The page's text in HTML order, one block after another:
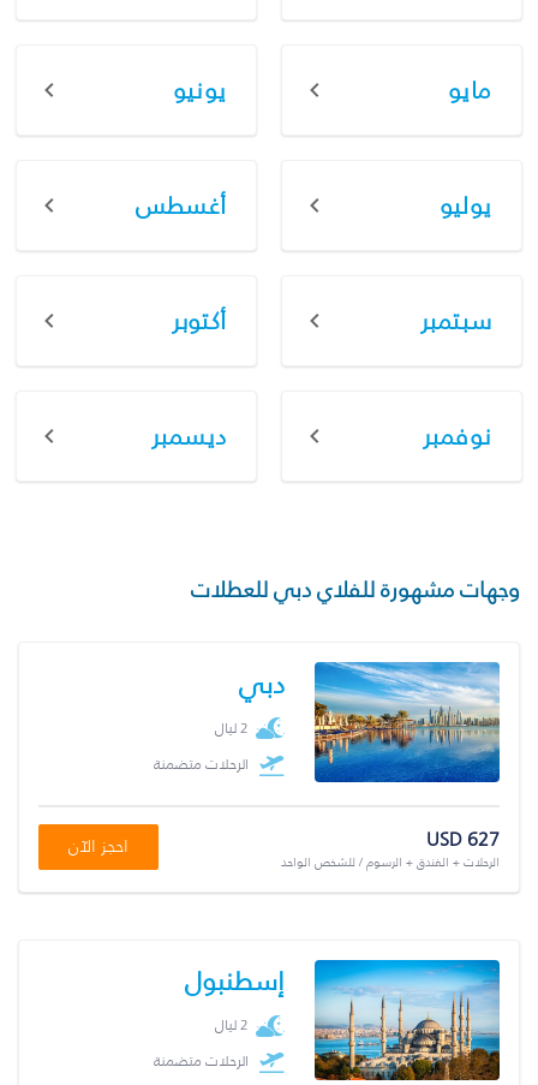
مايو يونيو
يوليو أغسطس
سبتمبر أكتوبر
نوفمبر ديسمبر
وجهات مشهورة للفلاي دبي للعطلات
دبي
2 ليال
الرحلات متضمنة
USD 627
الرحلات + الفندق + الرسوم / للشخص الواحد
احجز الآن
إسطنبول
2 ليال
الرحلات متضمنة